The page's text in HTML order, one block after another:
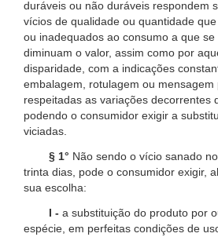
duráveis ou não duráveis respondem
vícios de qualidade ou quantidade
ou inadequados ao consumo a que
diminuam o valor, assim como por
disparidade, com a indicações
embalagem, rotulagem ou mensagem
respeitadas as variações decorrentes
podendo o consumidor exigir a
viciadas.
§ 1° Não sendo o vício sanado
trinta dias, pode o consumidor exigir,
sua escolha:
I - a substituição do produto por
espécie, em perfeitas condições de